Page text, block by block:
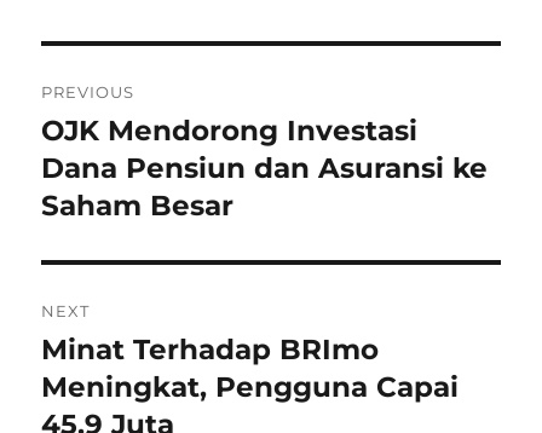
o
s
t
n
a
v
i
PREVIOUS
P
r
e
i
s
p
OJK Mendorong Investasi
Dana Pensiun dan Asuransi ke
Saham Besar
NEXT
N
e
x
Minat Terhadap BRImo
Meningkat, Pengguna Capai
45,9 Juta